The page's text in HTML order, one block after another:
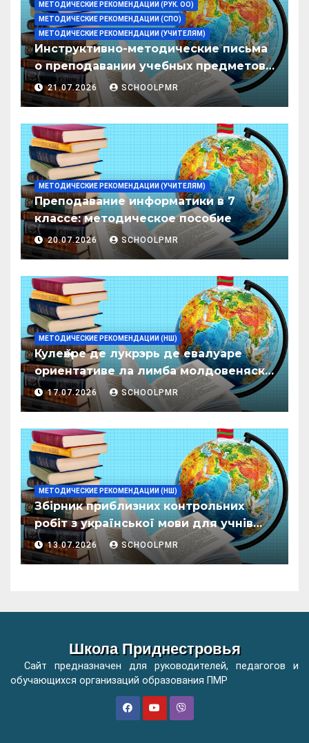
МЕТОДИЧЕСКИЕ РЕКОМЕНДАЦИИ (РУК. ОО)
МЕТОДИЧЕСКИЕ РЕКОМЕНДАЦИИ (СПО)
МЕТОДИЧЕСКИЕ РЕКОМЕНДАЦИИ (УЧИТЕЛЯМ)
Инструктивно-методические письма
о преподавании учебных предметов/
дисциплин в организациях
образования ПМР на 2026/27 уч. год
21.07.2026 SCHOOLPMR
МЕТОДИЧЕСКИЕ РЕКОМЕНДАЦИИ (УЧИТЕЛЯМ)
Преподавание информатики в 7
классе: методическое пособие
20.07.2026 SCHOOLPMR
МЕТОДИЧЕСКИЕ РЕКОМЕНДАЦИИ (НШ)
Кулеӂере де лукрэрь де евалуаре
ориентативе ла лимба молдовеняскэ
пентру елевий класелор примаре але
организациилор де ынвэцэмынт
17.07.2026 SCHOOLPMR
МЕТОДИЧЕСКИЕ РЕКОМЕНДАЦИИ (НШ)
Збірник приблизних контрольних
робіт з української мови для учнів
початкових класів організацій
загальної освіти
13.07.2026 SCHOOLPMR
Школа Приднестровья
Сайт предназначен для руководителей, педагогов и
обучающихся организаций образования ПМР